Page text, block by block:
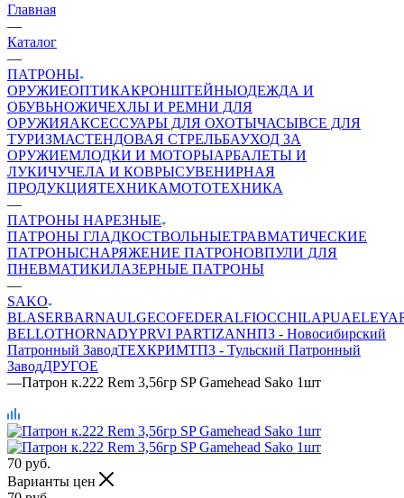
Главная
—
Каталог
—
ПАТРОНЫ
ОРУЖИЕОПТИКАКРОНШТЕЙНЫОДЕЖДА И
ОБУВЬНОЖИЧЕХЛЫ И РЕМНИ ДЛЯ
ОРУЖИЯАКСЕССУАРЫ ДЛЯ ОХОТЫЧАСЫВСЕ ДЛЯ
ТУРИЗМАСТЕНДОВАЯ СТРЕЛЬБАУХОД ЗА
ОРУЖИЕМЛОДКИ И МОТОРЫАРБАЛЕТЫ И
ЛУКИЧУЧЕЛА И КОВРЫСУВЕНИРНАЯ
ПРОДУКЦИЯТЕХНИКАМОТОТЕХНИКА
—
ПАТРОНЫ НАРЕЗНЫЕ
ПАТРОНЫ ГЛАДКОСТВОЛЬНЫЕТРАВМАТИЧЕСКИЕ
ПАТРОНЫСНАРЯЖЕНИЕ ПАТРОНОВПУЛИ ДЛЯ
ПНЕВМАТИКИЛАЗЕРНЫЕ ПАТРОНЫ
—
SAKO
BLASERBARNAULGEСOFEDERALFIOCCHILAPUAELEY
BELLOTHORNADYPRVI PARTIZANНПЗ - Новосибирский
Патронный ЗаводТЕХКРИМТПЗ - Тульский Патронный
ЗаводДРУГОЕ
—Патрон к.222 Rem 3,56гр SP Gamehead Sako 1шт
70 руб.
Варианты цен